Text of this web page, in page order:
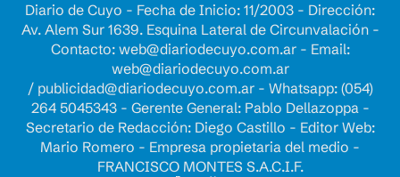
Diario de Cuyo - Fecha de Inicio: 11/2003 - Dirección:
Av. Alem Sur 1639. Esquina Lateral de Circunvalación -
Contacto: web@diariodecuyo.com.ar- Email:
web@diariodecuyo.com.ar
/ publicidad@diariodecuyo.com.ar- Whatsapp: (054)
264 5045343 - Gerente General: Pablo Dellazoppa -
Secretario de Redacción: Diego Castillo - Editor Web:
Mario Romero - Empresa propietaria del medio -
FRANCISCO MONTES S.A.C.I.F.